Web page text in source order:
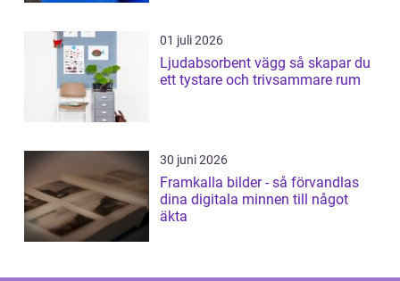
01 juli 2026
Ljudabsorbent vägg så skapar du
ett tystare och trivsammare rum
30 juni 2026
Framkalla bilder - så förvandlas
dina digitala minnen till något
äkta